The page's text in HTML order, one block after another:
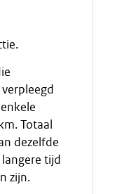
Totaal
dezelfde
tijd
zijn.